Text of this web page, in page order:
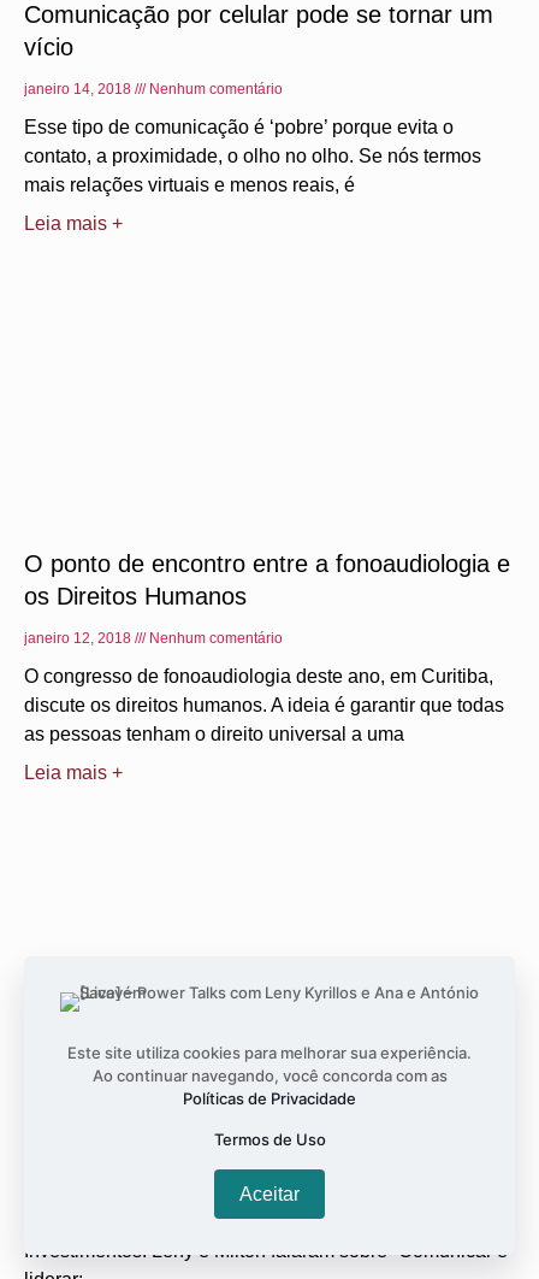
Comunicação por celular pode se tornar um
vício
janeiro 14, 2018 Nenhum comentário
Esse tipo de comunicação é ‘pobre’ porque evita o
contato, a proximidade, o olho no olho. Se nós termos
mais relações virtuais e menos reais, é
Leia mais +
O ponto de encontro entre a fonoaudiologia e
os Direitos Humanos
janeiro 12, 2018 Nenhum comentário
O congresso de fonoaudiologia deste ano, em Curitiba,
discute os direitos humanos. A ideia é garantir que todas
as pessoas tenham o direito universal a uma
Leia mais +
Expert 2018 – XP Investimentos
Dra. Leny Kyrillos participou ao lado do jornalista Milton
Jung no Expert 2018, evento organizado pela XP
Investimentos. Leny e Milton falaram sobre “Comunicar e
Este site utiliza cookies para melhorar sua experiência.
Ao continuar navegando, você concorda com as
Políticas de Privacidade
Termos de Uso
Aceitar